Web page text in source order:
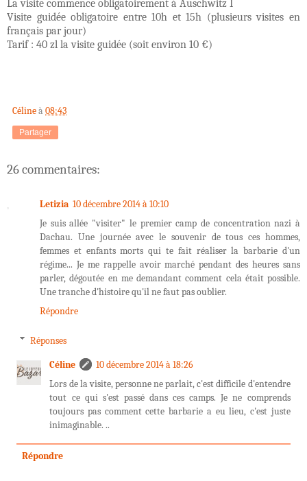
La visite commence obligatoirement à Auschwitz I
Visite guidée obligatoire entre 10h et 15h (plusieurs visites en
français par jour)
Tarif : 40 zl la visite guidée (soit environ 10 €)
Célineà 08:43
Partager
26 commentaires:
Letizia 10 décembre 2014 à 10:10
Je suis allée "visiter" le premier camp de concentration nazi à
Dachau. Une journée avec le souvenir de tous ces hommes,
femmes et enfants morts qui te fait réaliser la barbarie d'un
régime... Je me rappelle avoir marché pendant des heures sans
parler, dégoutée en me demandant comment cela était possible.
Une tranche d'histoire qu'il ne faut pas oublier.
Répondre
Réponses
Céline
10 décembre 2014 à 18:26
Lors de la visite, personne ne parlait, c'est difficile d'entendre
tout ce qui s'est passé dans ces camps. Je ne comprends
toujours pas comment cette barbarie a eu lieu, c'est juste
inimaginable. ..
Répondre